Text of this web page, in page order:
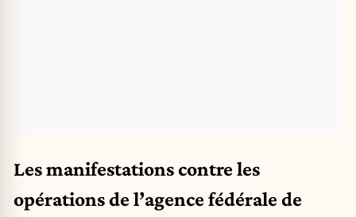
Les manifestations contre les
opérations de l’agence fédérale de